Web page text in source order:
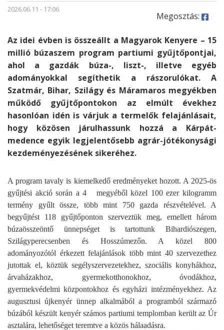
2026.06.11 - 17:06
Megosztás:
Az idei évben is összeállt a Magyarok Kenyere – 15
millió búzaszem program partiumi gyűjtőpontjai,
ahol a gazdák búza-, liszt-, illetve egyéb
adományokkal segíthetik a rászorulókat. A
Szatmár, Bihar, Szilágy és Máramaros megyékben
működő gyűjtőpontokon az elmúlt évekhez
hasonlóan idén is várjuk a termelők felajánlásait,
hogy közösen járulhassunk hozzá a Kárpát-
medence egyik legjelentősebb agrár-jótékonysági
kezdeményezésének sikeréhez.
A program tavaly is kiemelkedő eredményeket hozott. A 2025-ös
gyűjtési akció során a 4 megyéből közel 100 ezer kilogramm
termény gyűlt össze, több mint 750 gazda részvételével. A
begyűjtést 118 gyűjtőponton szerveztük meg, emellett három
búzaösszeöntő ünnepséget is tartottunk Bihardiószegen,
Szilágyperecsenben és Hosszúmezőn. A közel 800
adományozótól érkezett felajánlások több mint 40 szervezethez
jutottak el, köztük segélyszervezetekhez, szociális konyhákhoz,
árvaházakhoz, gyermekotthonokhoz, óvodákhoz,
gyermekvédelmi központokhoz és egyházi intézményekhez. Az
augusztusi újkenyér ünnep alkalmából a programból származó
búzából készült kenyér számos partiumi templomban került az Úr
asztalára, lehetőséget teremtve a közös hálaadásra.